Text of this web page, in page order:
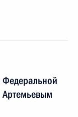
Федеральной